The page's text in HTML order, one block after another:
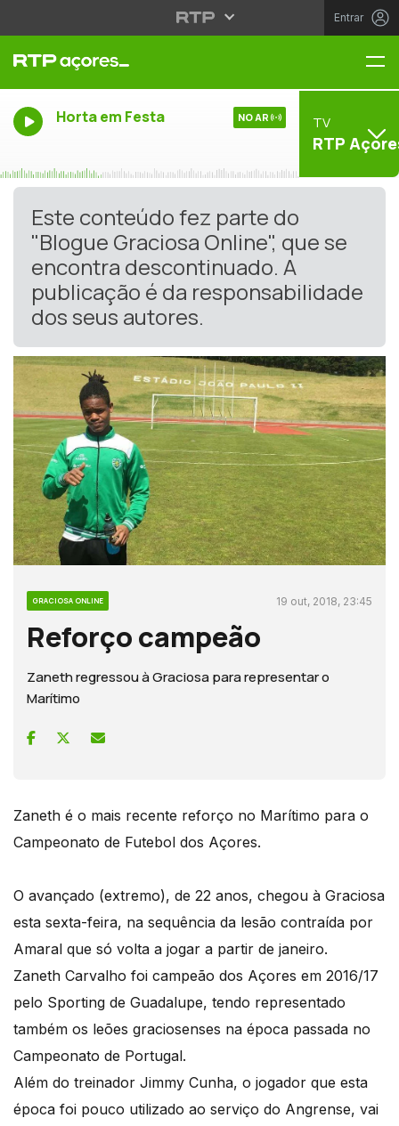
Entrar
Horta em Festa NO AR TV
RTP
Este conteúdo fez parte do
"Blogue Graciosa Online", que se
encontra descontinuado. A
publicação é da responsabilidade
dos seus autores.
GRACIOSA ONLINE 19 out, 2018, 23:45
Reforço campeão
Zaneth regressou à Graciosa para representar o
Marítimo
Zaneth é o mais recente reforço no Marítimo para o
Campeonato de Futebol dos Açores.
O avançado (extremo), de 22 anos, chegou à Graciosa
esta sexta-feira, na sequência da lesão contraída por
Amaral que só volta a jogar a partir de janeiro.
Zaneth Carvalho foi campeão dos Açores em 2016/17
pelo Sporting de Guadalupe, tendo representado
também os leões graciosenses na época passada no
Campeonato de Portugal.
Além do treinador Jimmy Cunha, o jogador que esta
época foi pouco utilizado ao serviço do Angrense, vai